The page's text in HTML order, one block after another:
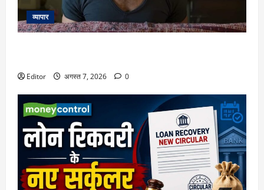
व्यापार
Editor अगस्त 7, 2026 0